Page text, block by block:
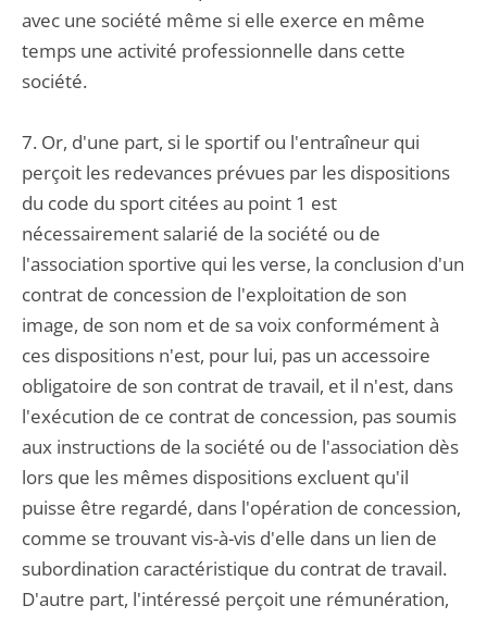
avec une société même si elle exerce en même
temps une activité professionnelle dans cette
société.
7. Or, d'une part, si le sportif ou l'entraîneur qui
perçoit les redevances prévues par les dispositions
du code du sport citées au point 1 est
nécessairement salarié de la société ou de
l'association sportive qui les verse, la conclusion d'un
contrat de concession de l'exploitation de son
image, de son nom et de sa voix conformément à
ces dispositions n'est, pour lui, pas un accessoire
obligatoire de son contrat de travail, et il n'est, dans
l'exécution de ce contrat de concession, pas soumis
aux instructions de la société ou de l'association dès
lors que les mêmes dispositions excluent qu'il
puisse être regardé, dans l'opération de concession,
comme se trouvant vis-à-vis d'elle dans un lien de
subordination caractéristique du contrat de travail.
D'autre part, l'intéressé perçoit une rémunération,